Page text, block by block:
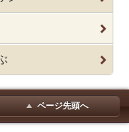
ページ先頭へ